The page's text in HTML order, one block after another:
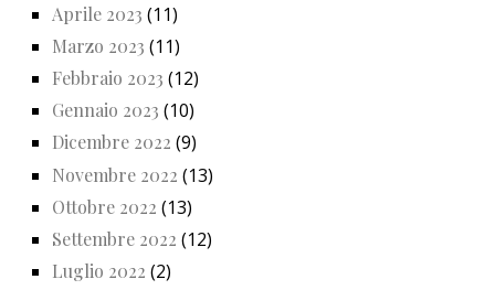
Aprile 2023 (11)
Marzo 2023 (11)
Febbraio 2023 (12)
Gennaio 2023 (10)
Dicembre 2022 (9)
Novembre 2022 (13)
Ottobre 2022 (13)
Settembre 2022 (12)
Luglio 2022 (2)